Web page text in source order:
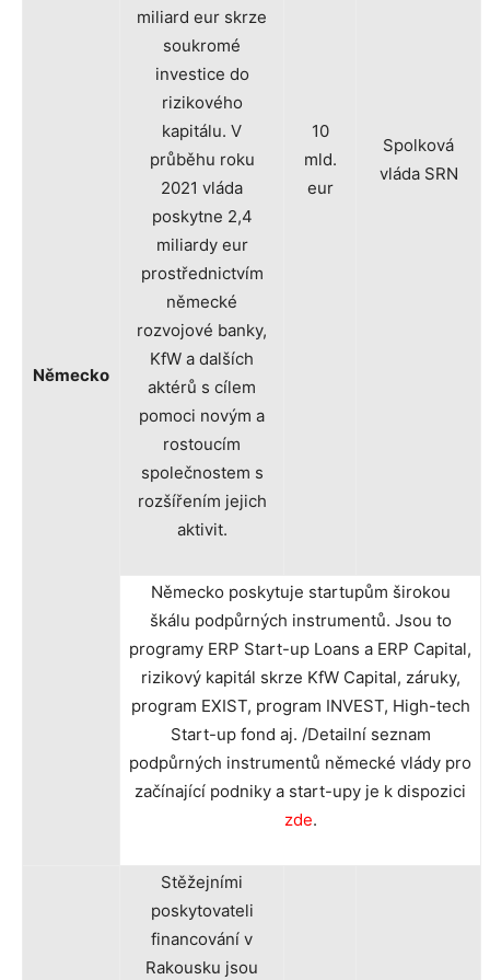
Německo
miliard eur skrze
soukromé
investice do
rizikového
kapitálu. V
průběhu roku
2021 vláda
poskytne 2,4
miliardy eur
prostřednictvím
německé
rozvojové banky,
KfW a dalších
aktérů s cílem
pomoci novým a
rostoucím
společnostem s
rozšířením jejich
aktivit.
10
mld.
eur
Spolková
vláda SRN
Německo poskytuje startupům širokou
škálu podpůrných instrumentů. Jsou to
programy ERP Start-up Loans a ERP Capital,
rizikový kapitál skrze KfW Capital, záruky,
program EXIST, program INVEST, High-tech
Start-up fond aj. /Detailní seznam
podpůrných instrumentů německé vlády pro
začínající podniky a start-upy je k dispozici
zde.
Stěžejními
poskytovateli
financování v
Rakousku jsou